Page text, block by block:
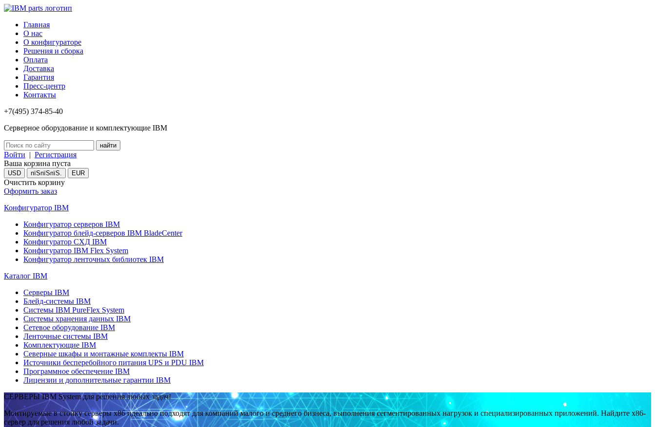
Главная
О нас
О конфигураторе
Решения и сборка
Оплата
Доставка
Гарантия
Пресс-центр
Контакты
+7(495) 374-85-40
Серверное оборудование и комплектующие IBM
Войти | Регистрация
Ваша корзина пуста
USD пїЅпїЅпїЅ. EUR
Очистить корзину
Оформить заказ
Конфигуратор IBM
Конфигуратор серверов IBM
Конфигуратор блейд-серверов IBM BladeCenter
Конфигуратор СХД IBM
Конфигуратор IBM Flex System
Конфигуратор ленточных библиотек IBM
Каталог IBM
Серверы IBM
Блейд-системы IBM
Системы IBM PureFlex System
Системы хранения данных IBM
Сетевое оборудование IBM
Ленточные системы IBM
Комплектующие IBM
Северные шкафы и монтажные комплекты IBM
Источники бесперебойного питания UPS и PDU IBM
Программное обеспечение IBM
Лицензии и дополнительные гарантии IBM
СЕРВЕРЫ IBM System для решения любых задач!
Монтируемые в стойку серверы x86 идеально подходят для компаний малого и среднего бизнеса, выполнения сегментированных нагрузок и специализированных приложений. Найдите x86-
сервер для решения любой задачи.